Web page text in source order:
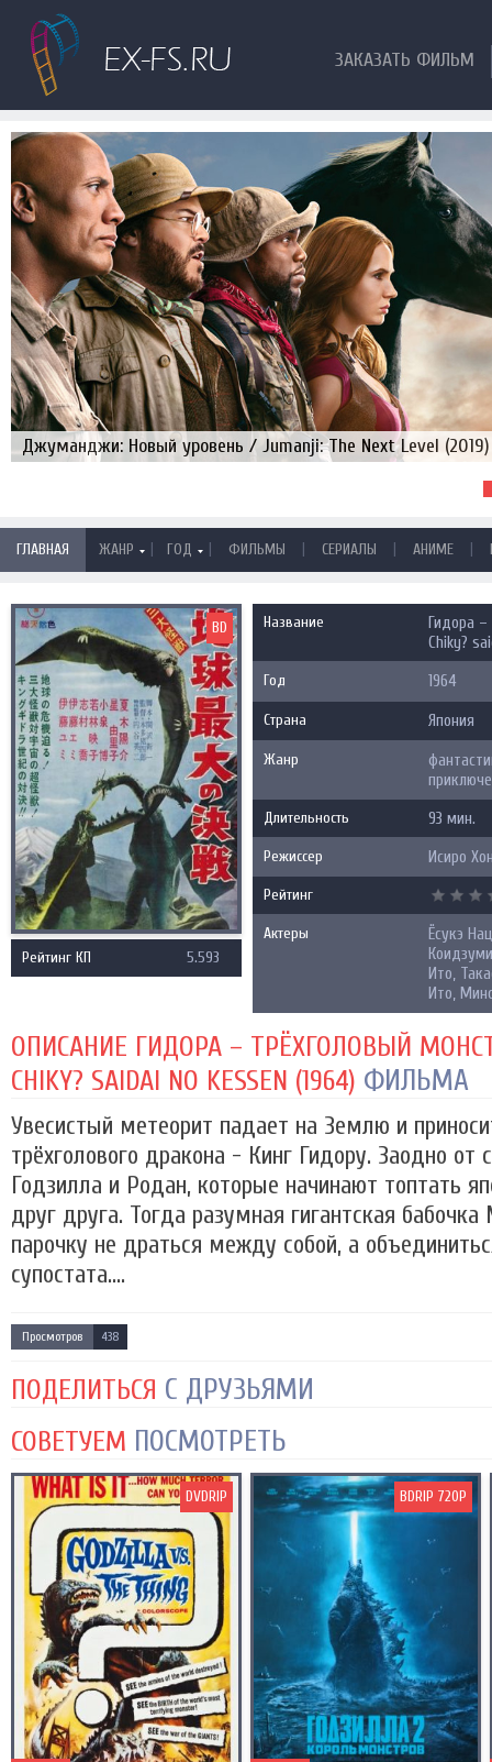
ЗАКАЗАТЬ ФИЛЬМ
Джуманджи: Новый уровень / Jumanji: The Next Level (2019)
ГЛАВНАЯ ЖАНР | ГОД | ФИЛЬМЫ | СЕРИАЛЫ | АНИМЕ |
BD
Рейтинг КП 5.593
Название
Гидора –
Chiky?
Год 1964
Страна Япония
Жанр
Длительность 93 мин.
Режиссер Исиро
Рейтинг
Актеры
Ёсукэ
Ито,
Ито,
ОПИСАНИЕ ГИДОРА – ТРЁХГОЛОВЫЙ
CHIKY? SAIDAI NO KESSEN (1964) ФИЛЬМА
Увесистый метеорит падает на Землю и
трёхголового дракона - Кинг Гидору. Заодно от
Годзилла и Родан, которые начинают топтать
друг друга. Тогда разумная гигантская
парочку не драться между собой, а
супостата....
Просмотров 438
ПОДЕЛИТЬСЯ С ДРУЗЬЯМИ
СОВЕТУЕМ ПОСМОТРЕТЬ
DVDRIP BDRIP 720P